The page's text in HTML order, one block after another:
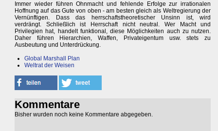
Immer wieder führen Ohnmacht und fehlende Erfolge zur irrationalen
Hoffnung auf das Gute von oben - am besten gleich als Weltregierung der
Vernünftigen. Dass das herrschaftstheoretischer Unsinn ist, wird
verdrängt. Schließlich ist Herrschaft nicht neutral. Wer Macht und
Privilegien hat, handelt funktional, diese Möglichkeiten auch zu nutzen.
Daher führen Hierarchien, Waffen, Privateigentum usw. stets zu
Ausbeutung und Unterdrückung.
Global Marshall Plan
Weltrat der Weisen
Kommentare
Bisher wurden noch keine Kommentare abgegeben.